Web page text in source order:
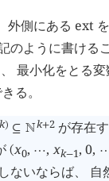
外側にある ext
のように書ける
最小化をとる
る。
k) ⊆ 󱀍k+2が存在
(x0, ⋯, xk−1, 0,
ないならば、 自